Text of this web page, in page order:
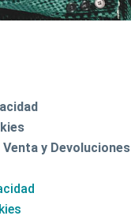
y Devoluciones